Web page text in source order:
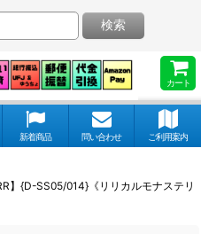
カート
検索
新着商品 問い合わせ ご利用案内
】{D-SS05/014}《リリカルモナステリ